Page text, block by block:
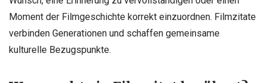
Moment der Filmgeschichte korrekt einzuordnen. Filmzitate
verbinden Generationen und schaffen gemeinsame
kulturelle Bezugspunkte.